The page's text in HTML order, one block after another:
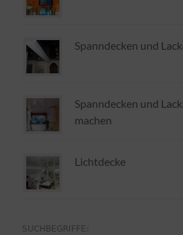
Spanndecken und
Spanndecken und
machen
Lichtdecke
SUCHBEGRIFFE: